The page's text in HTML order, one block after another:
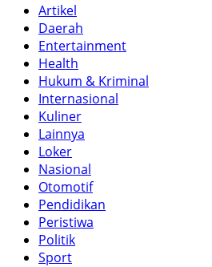
Artikel
Daerah
Entertainment
Health
Hukum & Kriminal
Internasional
Kuliner
Lainnya
Loker
Nasional
Otomotif
Pendidikan
Peristiwa
Politik
Sport